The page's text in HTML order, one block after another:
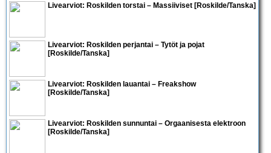
Livearviot: Roskilden torstai – Massiiviset [Roskilde/Tanska]
Livearviot: Roskilden perjantai – Tytöt ja pojat
[Roskilde/Tanska]
Livearviot: Roskilden lauantai – Freakshow
[Roskilde/Tanska]
Livearviot: Roskilden sunnuntai – Orgaanisesta elektroon
[Roskilde/Tanska]